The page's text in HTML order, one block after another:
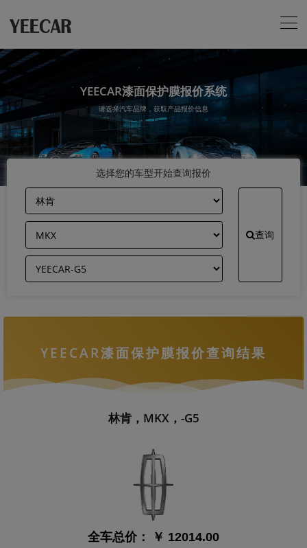
YEECAR漆面保护膜报价系统
请选择汽车品牌，获取产品报价信息
选择您的车型开始查询报价
查询
YEECAR漆面保护膜报价查询结果
林肯，MKX，-G5
全车总价： ￥ 12014.00